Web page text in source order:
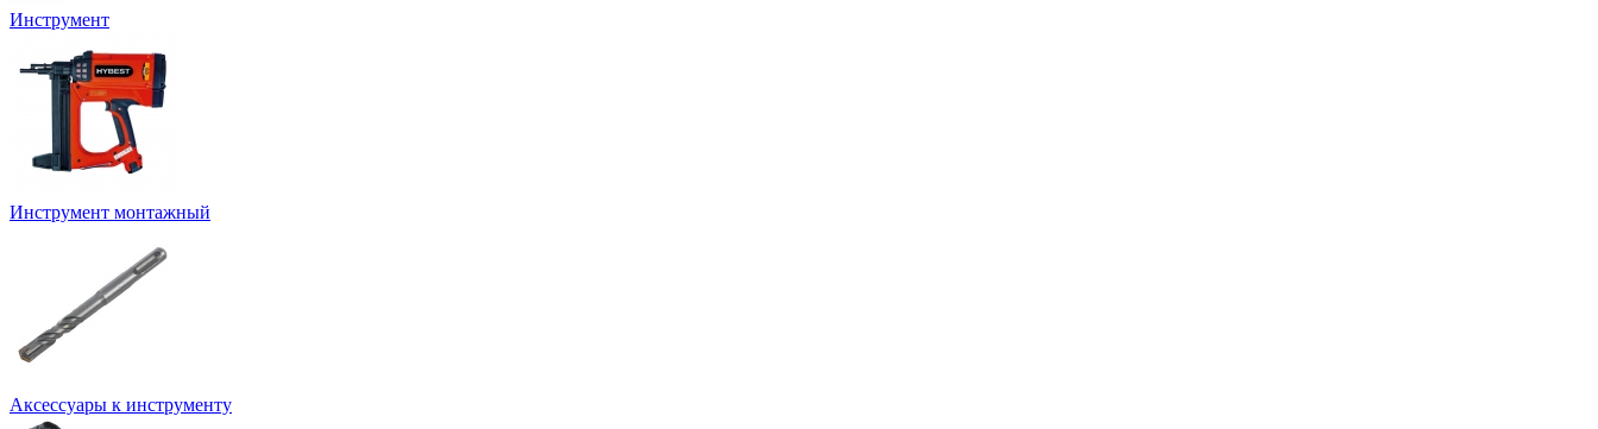
Инструмент
Инструмент монтажный
Аксессуары к инструменту